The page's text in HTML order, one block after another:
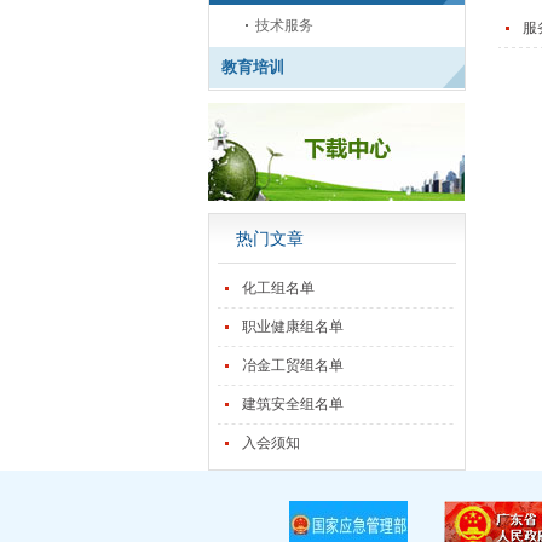
技术服务
教育培训
热门文章
化工组名单
职业健康组名单
冶金工贸组名单
建筑安全组名单
入会须知
服